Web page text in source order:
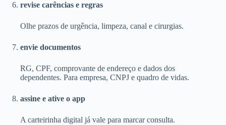
revise carências e regras
Olhe prazos de urgência, limpeza, canal e cirurgias.
envie documentos
RG, CPF, comprovante de endereço e dados dos
dependentes. Para empresa, CNPJ e quadro de vidas.
assine e ative o app
A carteirinha digital já vale para marcar consulta.